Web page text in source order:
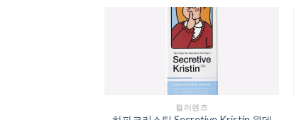
컬러렌즈